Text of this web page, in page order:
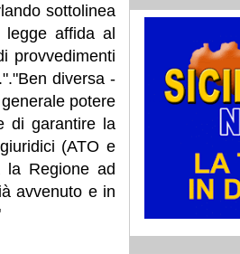
sottolinea
affida al
provvedimenti
diversa -
potere
di garantire la
(ATO e
la Regione ad
avvenuto e in